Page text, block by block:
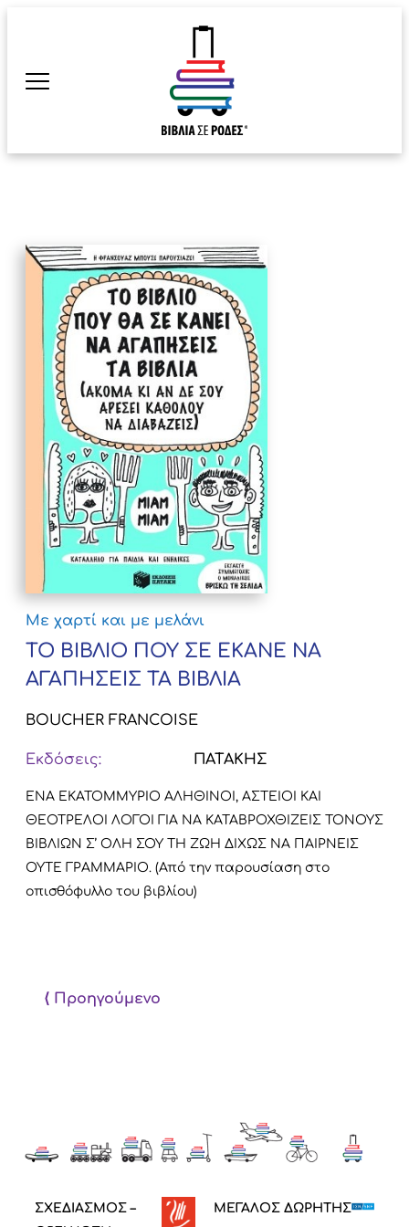
Με χαρτί και με μελάνι
ΤΟ ΒΙΒΛΙΟ ΠΟΥ ΣΕ ΕΚΑΝΕ ΝΑ
ΑΓΑΠΗΣΕΙΣ ΤΑ ΒΙΒΛΙΑ
BOUCHER FRANCOISE
Εκδόσεις: ΠΑΤΑΚΗΣ
ΕΝΑ ΕΚΑΤΟΜΜΥΡΙΟ ΑΛΗΘΙΝΟΙ, ΑΣΤΕΙΟΙ ΚΑΙ
ΘΕΟΤΡΕΛΟΙ ΛΟΓΟΙ ΓΙΑ ΝΑ ΚΑΤΑΒΡΟΧΘΙΖΕΙΣ ΤΟΝΟΥΣ
ΒΙΒΛΙΩΝ Σ’ ΟΛΗ ΣΟΥ ΤΗ ΖΩΗ ΔΙΧΩΣ ΝΑ ΠΑΙΡΝΕΙΣ
ΟΥΤΕ ΓΡΑΜΜΑΡΙΟ. (Από την παρουσίαση στο
οπισθόφυλλο του βιβλίου)
⟨ Προηγούμενο
ΣΧΕΔΙΑΣΜΟΣ –
ΜΕΓΑΛΟΣ ΔΩΡΗΤΗΣ